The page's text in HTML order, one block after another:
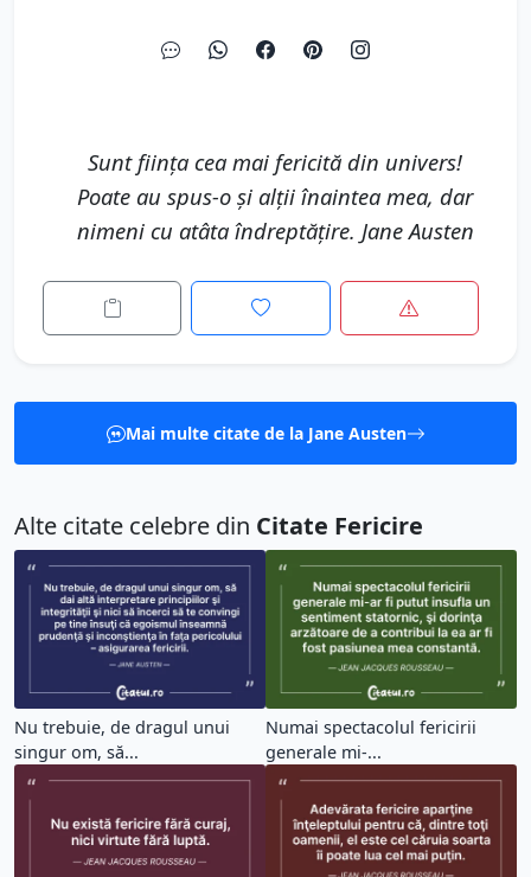
Sunt fiinţa cea mai fericită din univers!
Poate au spus-o şi alţii înaintea mea, dar
nimeni cu atâta îndreptăţire. Jane Austen
Mai multe citate de la Jane Austen
Alte citate celebre din Citate Fericire
Nu trebuie, de dragul unui
singur om, să...
Numai spectacolul fericirii
generale mi-...